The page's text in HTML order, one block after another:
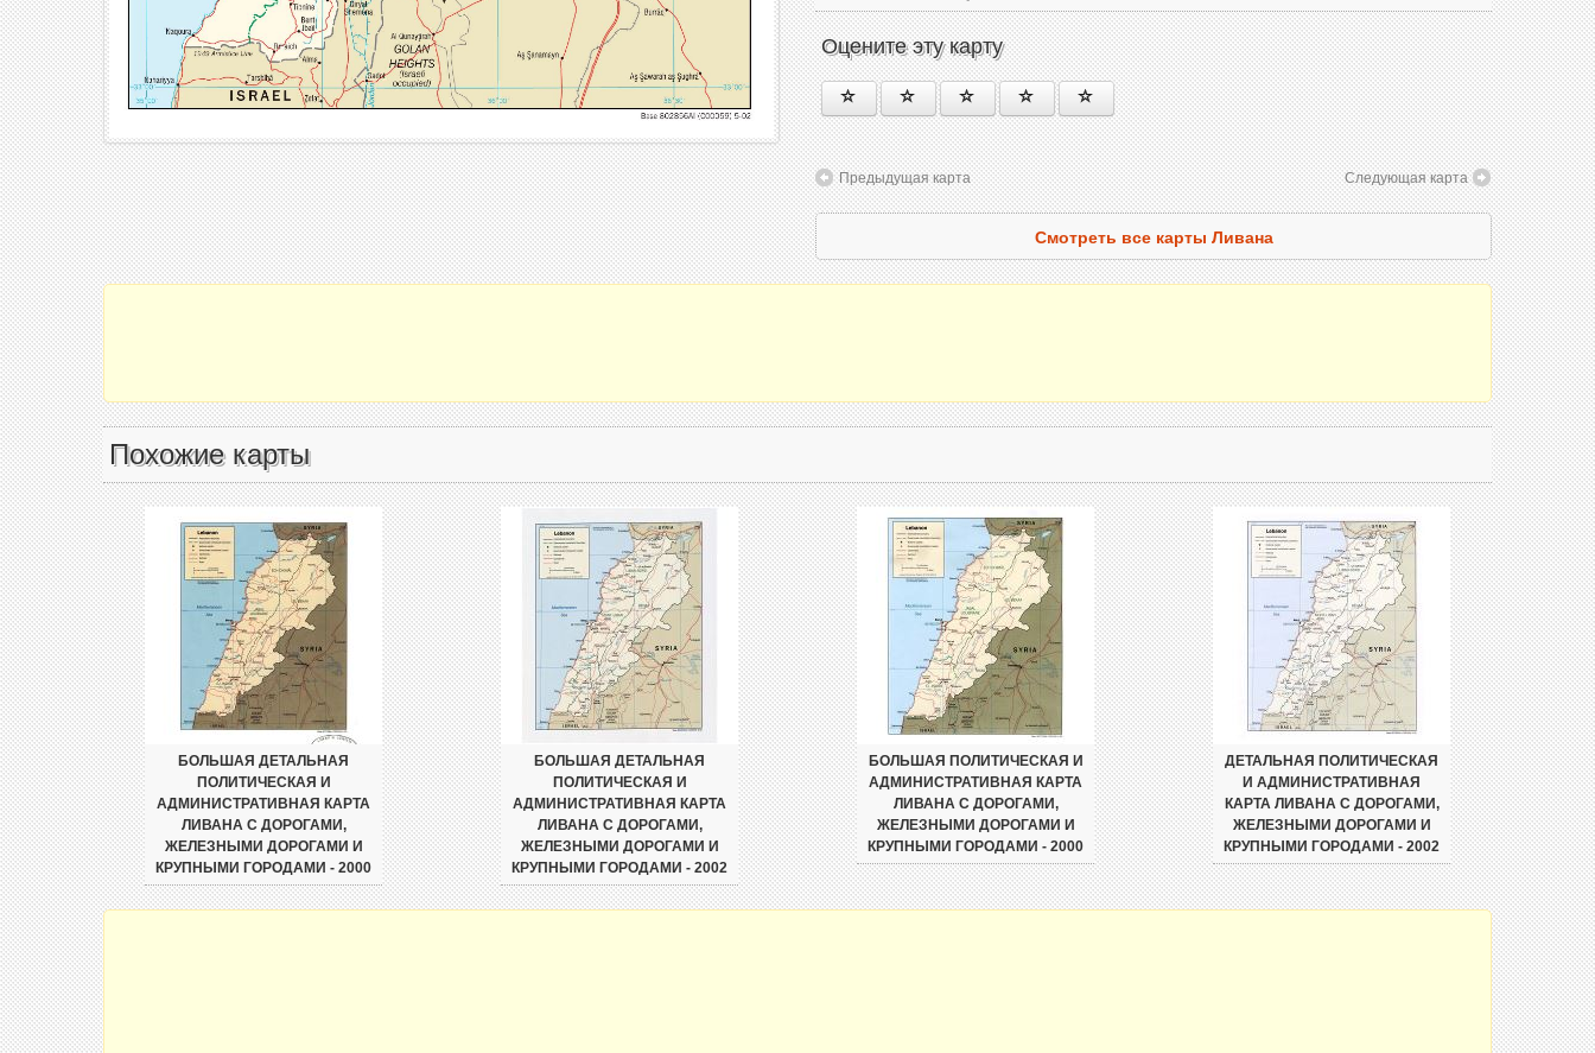
Оцените эту карту
Предыдущая карта Следующая карта
Смотреть все карты Ливана
Похожие карты
БОЛЬШАЯ ДЕТАЛЬНАЯ
ПОЛИТИЧЕСКАЯ И
АДМИНИСТРАТИВНАЯ КАРТА
ЛИВАНА С ДОРОГАМИ,
ЖЕЛЕЗНЫМИ ДОРОГАМИ И
КРУПНЫМИ ГОРОДАМИ - 2000
БОЛЬШАЯ ДЕТАЛЬНАЯ
ПОЛИТИЧЕСКАЯ И
АДМИНИСТРАТИВНАЯ КАРТА
ЛИВАНА С ДОРОГАМИ,
ЖЕЛЕЗНЫМИ ДОРОГАМИ И
КРУПНЫМИ ГОРОДАМИ - 2002
БОЛЬШАЯ ПОЛИТИЧЕСКАЯ И
АДМИНИСТРАТИВНАЯ КАРТА
ЛИВАНА С ДОРОГАМИ,
ЖЕЛЕЗНЫМИ ДОРОГАМИ И
КРУПНЫМИ ГОРОДАМИ - 2000
ДЕТАЛЬНАЯ ПОЛИТИЧЕСКАЯ
И АДМИНИСТРАТИВНАЯ
КАРТА ЛИВАНА С ДОРОГАМИ,
ЖЕЛЕЗНЫМИ ДОРОГАМИ И
КРУПНЫМИ ГОРОДАМИ - 2002